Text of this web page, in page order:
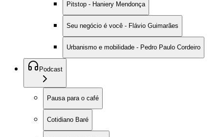
Pitstop - Haniery Mendonça
Seu negócio é você - Flávio Guimarães
Urbanismo e mobilidade - Pedro Paulo Cordeiro
Podcast
Pausa para o café
Cotidiano Baré